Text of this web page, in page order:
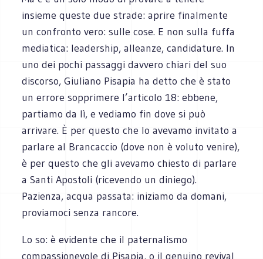
insieme queste due strade: aprire finalmente
un confronto vero: sulle cose. E non sulla fuffa
mediatica: leadership, alleanze, candidature. In
uno dei pochi passaggi davvero chiari del suo
discorso, Giuliano Pisapia ha detto che è stato
un errore sopprimere l’articolo 18: ebbene,
partiamo da lì, e vediamo fin dove si può
arrivare. È per questo che lo avevamo invitato a
parlare al Brancaccio (dove non è voluto venire),
è per questo che gli avevamo chiesto di parlare
a Santi Apostoli (ricevendo un diniego).
Pazienza, acqua passata: iniziamo da domani,
proviamoci senza rancore.
Lo so: è evidente che il paternalismo
compassionevole di Pisapia, o il genuino revival